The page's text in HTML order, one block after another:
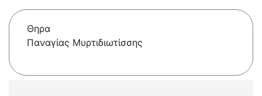
Θηρα
Παναγίας Μυρτιδιωτίσσης